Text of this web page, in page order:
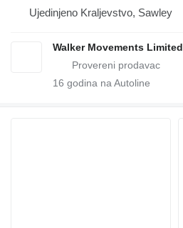
Ujedinjeno Kraljevstvo, Sawley
Walker Movements Limited
16 godina na Autoline